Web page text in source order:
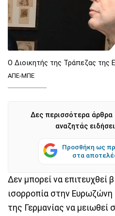
Ο Διοικητής της Τράπεζας της
ΑΠΕ-ΜΠΕ
Δες περισσότερα άρθρα
αναζητάς
Προσθήκη ως
στα
Δεν μπορεί να επιτευχθεί
ισορροπία στην
της Γερμανίας να μειωθεί